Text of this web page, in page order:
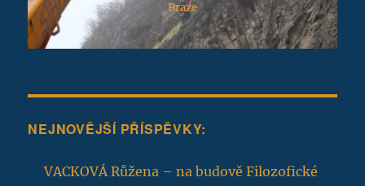
Praze
NEJNOVĚJŠÍ PŘÍSPĚVKY:
VACKOVÁ Růžena – na budově Filozofické